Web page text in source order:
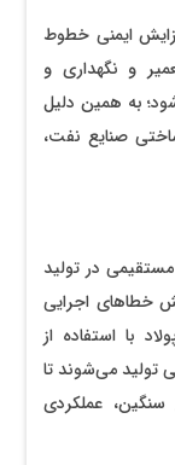
ایمنی خطوط
و نگهداری و
به همین دلیل
صنایع نفت،
در تولید
خطاهای اجرایی
با استفاده از
تولید می‌شوند تا
عملکردی